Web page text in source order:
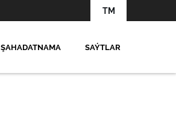
TM
ŞAHADATNAMA SAÝTLAR